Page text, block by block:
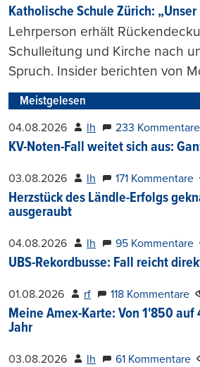
Katholische Schule Zürich:
Lehrperson erhält
Schulleitung und Kirche nach
Spruch. Insider berichten von
Meistgelesen
04.08.2026 lh 233 Kommentare
KV-Noten-Fall weitet sich aus:
03.08.2026 lh 171 Kommentare
Herzstück des Ländle-Erfolgs
ausgeraubt
04.08.2026 lh 95 Kommentare
UBS-Rekordbusse: Fall reicht
01.08.2026 rf 118 Kommentare
Meine Amex-Karte: Von 1'850
Jahr
03.08.2026 lh 61 Kommentare